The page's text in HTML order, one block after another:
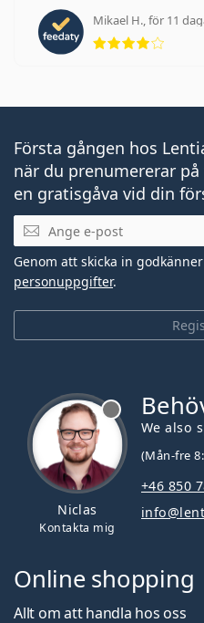
Mikael H., för 11
Första gången hos
när du prenumererar
en gratisgåva vid din
Mejladress
Genom att skicka in
personuppgifter.
Niclas
Kontakta mig
We also
(Mån-fre
+46 850
Online shopping
Allt om att handla hos oss